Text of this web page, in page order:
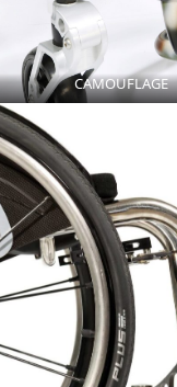
CAMOUFLAGE